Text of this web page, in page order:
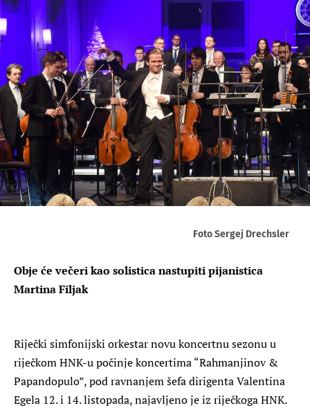
Foto Sergej Drechsler
Obje će večeri kao solistica nastupiti pijanistica
Martina Filjak
Riječki simfonijski orkestar novu koncertnu sezonu u
riječkom HNK-u počinje koncertima “Rahmanjinov &
Papandopulo”, pod ravnanjem šefa dirigenta Valentina
Egela 12. i 14. listopada, najavljeno je iz riječkoga HNK.